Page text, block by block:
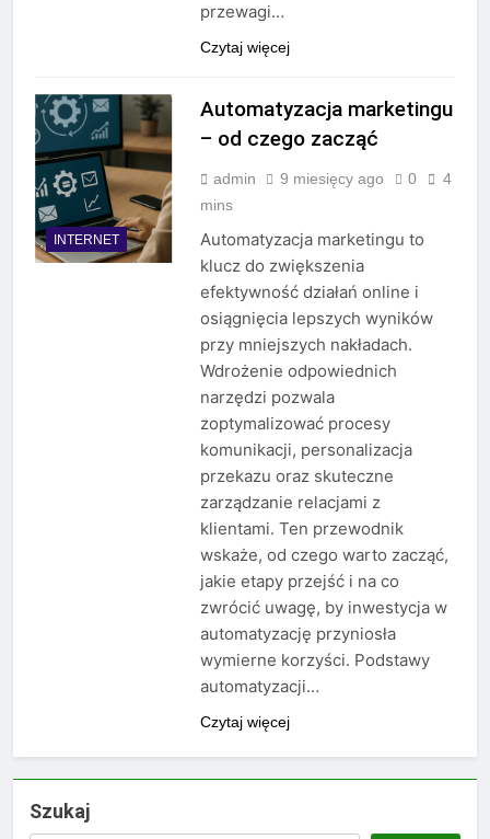
przewagi…
Czytaj więcej
INTERNET
Automatyzacja marketingu
– od czego zacząć
admin 9 miesięcy ago 0
4
mins
Automatyzacja marketingu to
klucz do zwiększenia
efektywność działań online i
osiągnięcia lepszych wyników
przy mniejszych nakładach.
Wdrożenie odpowiednich
narzędzi pozwala
zoptymalizować procesy
komunikacji, personalizacja
przekazu oraz skuteczne
zarządzanie relacjami z
klientami. Ten przewodnik
wskaże, od czego warto zacząć,
jakie etapy przejść i na co
zwrócić uwagę, by inwestycja w
automatyzację przyniosła
wymierne korzyści. Podstawy
automatyzacji…
Czytaj więcej
Szukaj